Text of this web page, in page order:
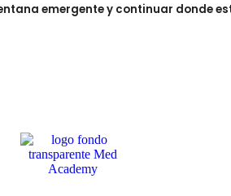
emergente y continuar donde